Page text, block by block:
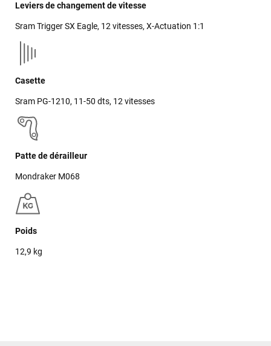
Leviers de changement de vitesse
Sram Trigger SX Eagle, 12 vitesses, X-Actuation 1:1
Casette
Sram PG-1210, 11-50 dts, 12 vitesses
Patte de dérailleur
Mondraker M068
Poids
12,9 kg